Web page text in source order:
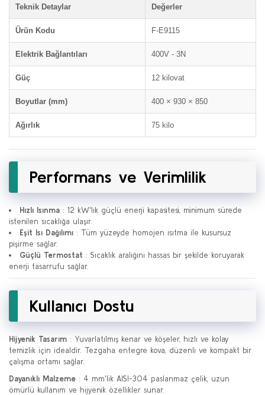
Teknik Detaylar Değerler
Ürün Kodu F-E9115
Elektrik Bağlantıları 400V - 3N
Güç 12 kilovat
Boyutlar (mm) 400 × 930 × 850
Ağırlık 75 kilo
Performans ve Verimlilik
Hızlı Isınma : 12 kW'lık güçlü enerji kapasitesi, minimum sürede
istenilen sıcaklığa ulaşır.
Eşit Isı Dağılımı : Tüm yüzeyde homojen ısıtma ile kusursuz
pişirme sağlar.
Güçlü Termostat : Sıcaklık aralığını hassas bir şekilde koruyarak
enerji tasarrufu sağlar.
Kullanıcı Dostu
Hijyenik Tasarım : Yuvarlatılmış kenar ve köşeler, hızlı ve kolay
temizlik için idealdir. Tezgaha entegre kova, düzenli ve kompakt bir
çalışma ortamı sağlar.
Dayanıklı Malzeme : 4 mm'lik AISI-304 paslanmaz çelik, uzun
ömürlü kullanım ve hijyenik özellikler sunar.